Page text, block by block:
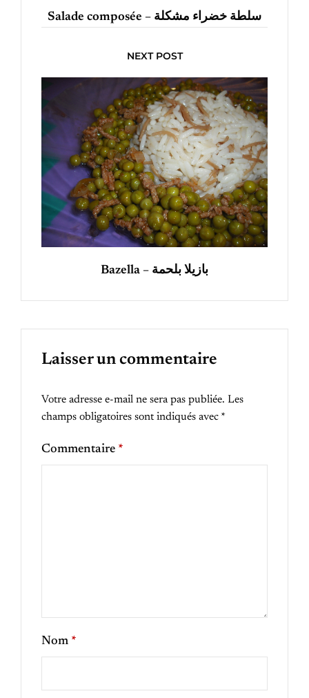
Salade composée – سلطة خضراء مشكلة
NEXT POST
Bazella – بازيلا بلحمة
Laisser un commentaire
Votre adresse e-mail ne sera pas publiée. Les
champs obligatoires sont indiqués avec *
Commentaire *
Nom *